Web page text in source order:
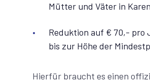
Mütter und Väter in
Reduktion auf € 70,- pro
bis zur Höhe der
Hierfür braucht es einen